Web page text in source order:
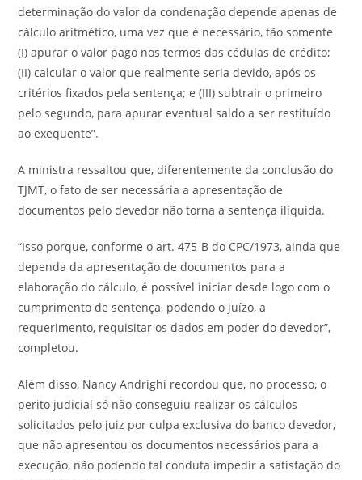
determinação do valor da condenação depende apenas de
cálculo aritmético, uma vez que é necessário, tão somente
(I) apurar o valor pago nos termos das cédulas de crédito;
(II) calcular o valor que realmente seria devido, após os
critérios fixados pela sentença; e (III) subtrair o primeiro
pelo segundo, para apurar eventual saldo a ser restituído
ao exequente”.
A ministra ressaltou que, diferentemente da conclusão do
TJMT, o fato de ser necessária a apresentação de
documentos pelo devedor não torna a sentença ilíquida.
“Isso porque, conforme o art. 475-B do CPC/1973, ainda que
dependa da apresentação de documentos para a
elaboração do cálculo, é possível iniciar desde logo com o
cumprimento de sentença, podendo o juízo, a
requerimento, requisitar os dados em poder do devedor”,
completou.
Além disso, Nancy Andrighi recordou que, no processo, o
perito judicial só não conseguiu realizar os cálculos
solicitados pelo juiz por culpa exclusiva do banco devedor,
que não apresentou os documentos necessários para a
execução, não podendo tal conduta impedir a satisfação do